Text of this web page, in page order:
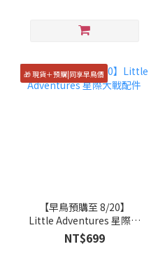
🎁 現貨＋預購|同享早鳥價
【早鳥預購至 8/20】
Little Adventures 星際大
戰配件
NT$699